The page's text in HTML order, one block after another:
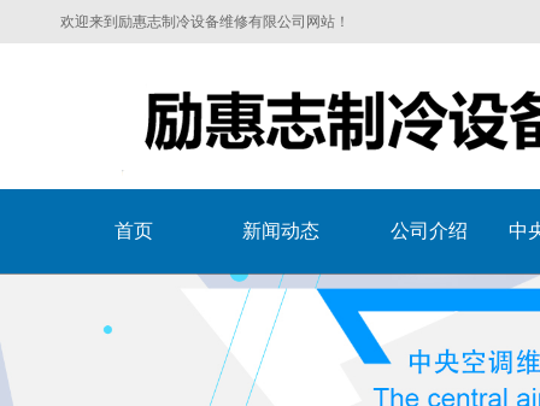
欢迎来到励惠志制冷设备维修有限公司网站！
首页 新闻动态 公司介绍 中